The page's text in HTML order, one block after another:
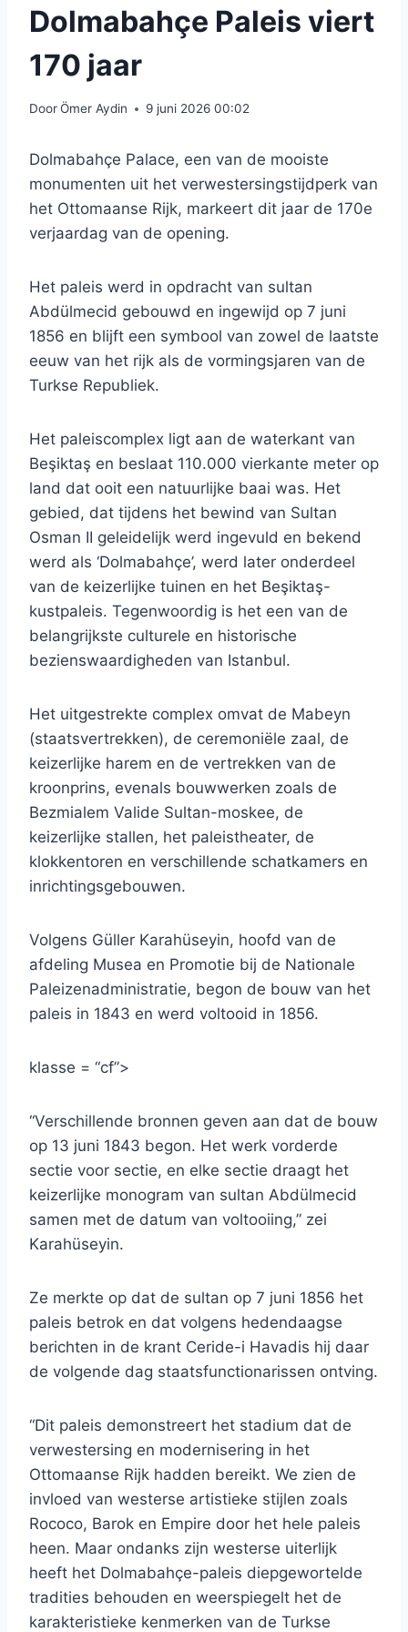
Dolmabahçe Paleis viert
170 jaar
DoorÖmer Aydin 9 juni 2026 00:02
Dolmabahçe Palace, een van de mooiste
monumenten uit het verwestersingstijdperk van
het Ottomaanse Rijk, markeert dit jaar de 170e
verjaardag van de opening.
Het paleis werd in opdracht van sultan
Abdülmecid gebouwd en ingewijd op 7 juni
1856 en blijft een symbool van zowel de laatste
eeuw van het rijk als de vormingsjaren van de
Turkse Republiek.
Het paleiscomplex ligt aan de waterkant van
Beşiktaş en beslaat 110.000 vierkante meter op
land dat ooit een natuurlijke baai was. Het
gebied, dat tijdens het bewind van Sultan
Osman II geleidelijk werd ingevuld en bekend
werd als ‘Dolmabahçe’, werd later onderdeel
van de keizerlijke tuinen en het Beşiktaş-
kustpaleis. Tegenwoordig is het een van de
belangrijkste culturele en historische
bezienswaardigheden van Istanbul.
Het uitgestrekte complex omvat de Mabeyn
(staatsvertrekken), de ceremoniële zaal, de
keizerlijke harem en de vertrekken van de
kroonprins, evenals bouwwerken zoals de
Bezmialem Valide Sultan-moskee, de
keizerlijke stallen, het paleistheater, de
klokkentoren en verschillende schatkamers en
inrichtingsgebouwen.
Volgens Güller Karahüseyin, hoofd van de
afdeling Musea en Promotie bij de Nationale
Paleizenadministratie, begon de bouw van het
paleis in 1843 en werd voltooid in 1856.
klasse = “cf”>
“Verschillende bronnen geven aan dat de bouw
op 13 juni 1843 begon. Het werk vorderde
sectie voor sectie, en elke sectie draagt ​​het
keizerlijke monogram van sultan Abdülmecid
samen met de datum van voltooiing,” zei
Karahüseyin.
Ze merkte op dat de sultan op 7 juni 1856 het
paleis betrok en dat volgens hedendaagse
berichten in de krant Ceride-i Havadis hij daar
de volgende dag staatsfunctionarissen ontving.
“Dit paleis demonstreert het stadium dat de
verwestersing en modernisering in het
Ottomaanse Rijk hadden bereikt. We zien de
invloed van westerse artistieke stijlen zoals
Rococo, Barok en Empire door het hele paleis
heen. Maar ondanks zijn westerse uiterlijk
heeft het Dolmabahçe-paleis diepgewortelde
tradities behouden en weerspiegelt het de
karakteristieke kenmerken van de Turkse